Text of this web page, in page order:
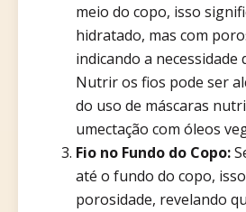
meio do copo, isso
hidratado, mas com
indicando a necessidade
Nutrir os fios pode ser
do uso de máscaras
umectação com óleos
Fio no Fundo do Copo:
até o fundo do copo,
porosidade, revelando